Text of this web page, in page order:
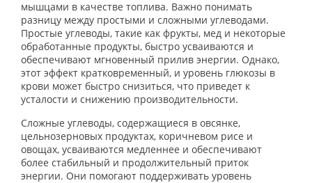
мышцами в качестве топлива. Важно понимать
разницу между простыми и сложными углеводами.
Простые углеводы, такие как фрукты, мед и некоторые
обработанные продукты, быстро усваиваются и
обеспечивают мгновенный прилив энергии. Однако,
этот эффект кратковременный, и уровень глюкозы в
крови может быстро снизиться, что приведет к
усталости и снижению производительности.
Сложные углеводы, содержащиеся в овсянке,
цельнозерновых продуктах, коричневом рисе и
овощах, усваиваются медленнее и обеспечивают
более стабильный и продолжительный приток
энергии. Они помогают поддерживать уровень